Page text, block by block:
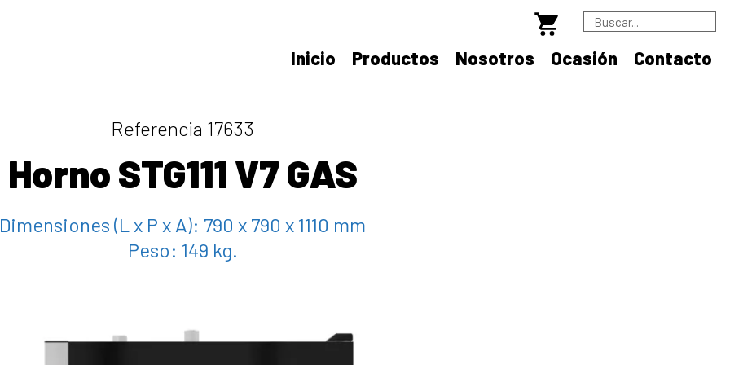
Inicio Productos Nosotros Ocasión Contacto
Referencia 17633
Horno STG111 V7 GAS
Dimensiones (L x P x A): 790 x 790 x 1110 mm
Peso: 149 kg.